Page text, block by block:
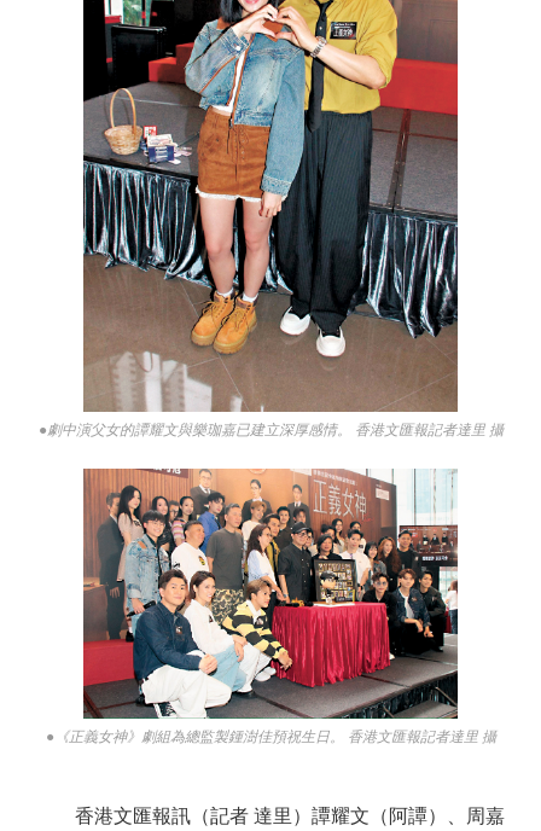
●劇中演父女的譚耀文與樂珈嘉已建立深厚感情。 香港文匯報記者達里 攝
●《正義女神》劇組為總監製鍾澍佳預祝生日。 香港文匯報記者達里 攝
香港文匯報訊（記者 達里）譚耀文（阿譚）、周嘉